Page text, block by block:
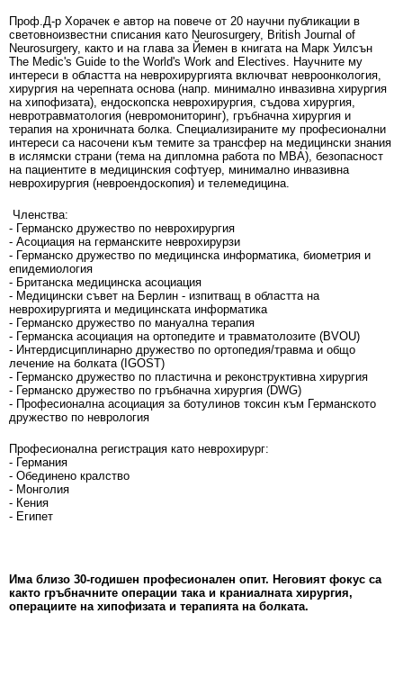
Проф.Д-р Хорачек е автор на повече от 20 научни публикации в
световноизвестни списания като Neurosurgery, British Journal of
Neurosurgery, както и на глава за Йемен в книгата на Марк Уилсън
The Medic's Guide to the World's Work and Electives. Научните му
интереси в областта на неврохирургията включват невроонкология,
хирургия на черепната основа (напр. минимално инвазивна хирургия
на хипофизата), ендоскопска неврохирургия, съдова хирургия,
невротравматология (невромониторинг), гръбначна хирургия и
терапия на хроничната болка. Специализираните му професионални
интереси са насочени към темите за трансфер на медицински знания
в ислямски страни (тема на дипломна работа по MBA), безопасност
на пациентите в медицинския софтуер, минимално инвазивна
неврохирургия (невроендоскопия) и телемедицина.
Членства:
- Германско дружество по неврохирургия
- Асоциация на германските неврохирурзи
- Германско дружество по медицинска информатика, биометрия и
епидемиология
- Британска медицинска асоциация
- Медицински съвет на Берлин - изпитващ в областта на
неврохирургията и медицинската информатика
- Германско дружество по мануална терапия
- Германска асоциация на ортопедите и травматолозите (BVOU)
- Интердисциплинарно дружество по ортопедия/травма и общо
лечение на болката (IGOST)
- Германско дружество по пластична и реконструктивна хирургия
- Германско дружество по гръбначна хирургия (DWG)
- Професионална асоциация за ботулинов токсин към Германското
дружество по неврология
Професионална регистрация като неврохирург:
- Германия
- Обединено кралство
- Монголия
- Кения
- Египет
Има близо 30-годишен професионален опит. Неговият фокус са
както гръбначните операции така и краниалната хирургия,
операциите на хипофизата и терапията на болката.